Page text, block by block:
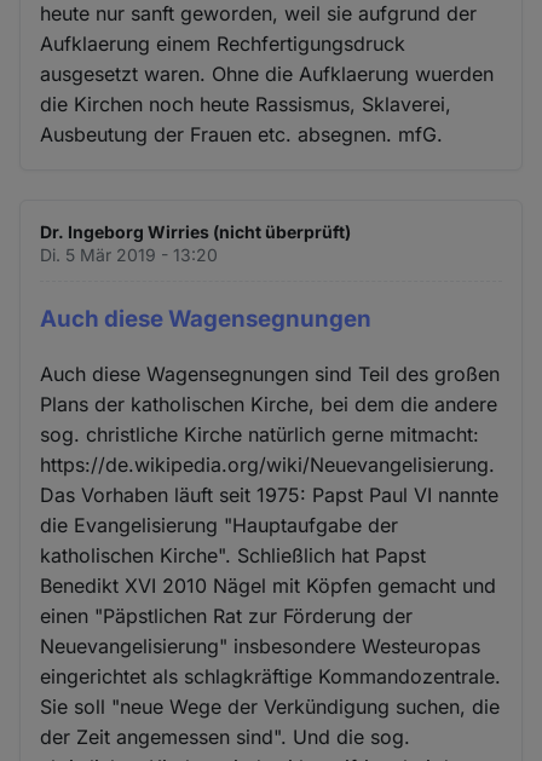
heute nur sanft geworden, weil sie aufgrund der
Aufklaerung einem Rechfertigungsdruck
ausgesetzt waren. Ohne die Aufklaerung wuerden
die Kirchen noch heute Rassismus, Sklaverei,
Ausbeutung der Frauen etc. absegnen. mfG.
Dr. Ingeborg Wirries (nicht überprüft)
Di. 5 Mär 2019 - 13:20
Auch diese Wagensegnungen
Auch diese Wagensegnungen sind Teil des großen
Plans der katholischen Kirche, bei dem die andere
sog. christliche Kirche natürlich gerne mitmacht:
https://de.wikipedia.org/wiki/Neuevangelisierung.
Das Vorhaben läuft seit 1975: Papst Paul VI nannte
die Evangelisierung "Hauptaufgabe der
katholischen Kirche". Schließlich hat Papst
Benedikt XVI 2010 Nägel mit Köpfen gemacht und
einen "Päpstlichen Rat zur Förderung der
Neuevangelisierung" insbesondere Westeuropas
eingerichtet als schlagkräftige Kommandozentrale.
Sie soll "neue Wege der Verkündigung suchen, die
der Zeit angemessen sind". Und die sog.